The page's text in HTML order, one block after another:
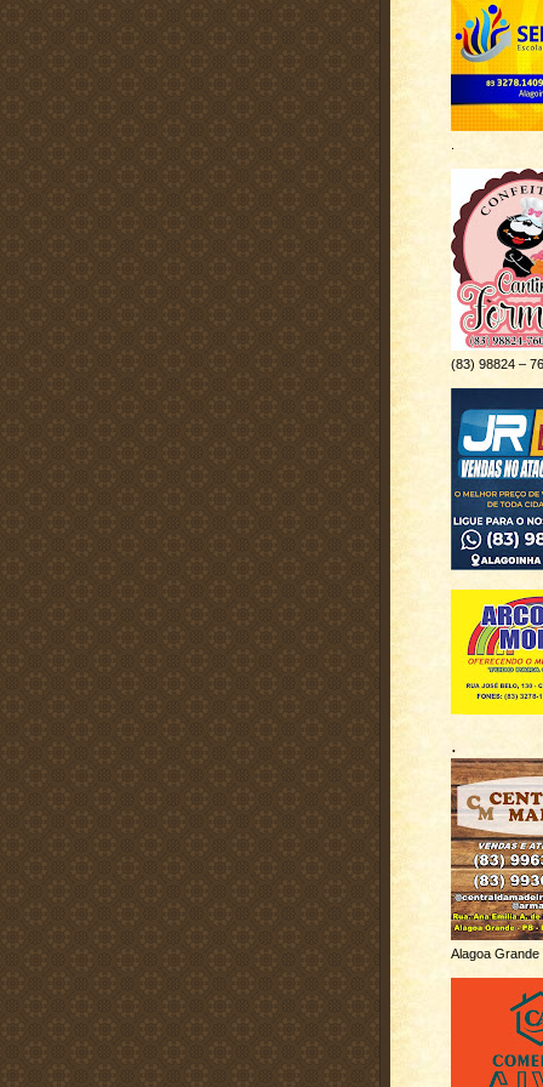
(83) 98824 –
.
Alagoa Grande